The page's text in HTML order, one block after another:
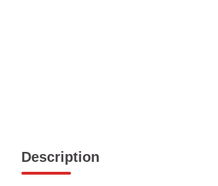
Description